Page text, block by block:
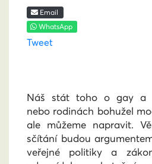
Email
WhatsApp
Tweet
Náš stát toho o gay a
nebo rodinách bohužel
ale můžeme napravit.
sčítání budou
veřejné politiky a